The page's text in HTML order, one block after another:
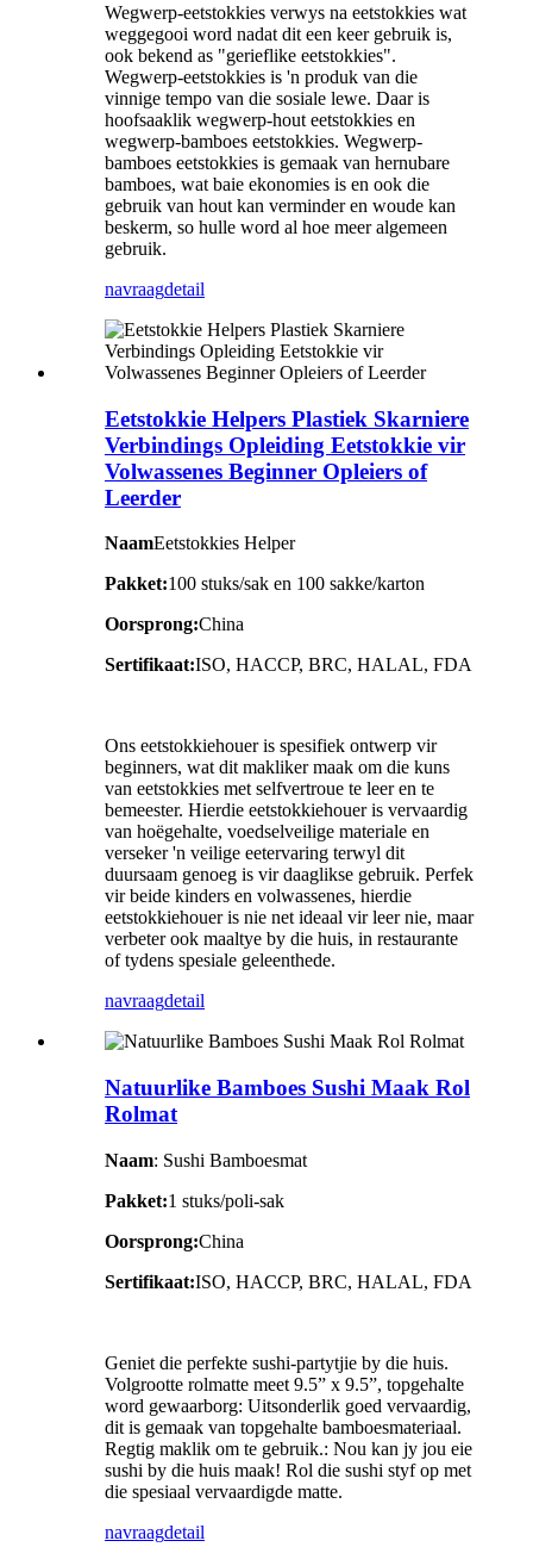
Wegwerp-eetstokkies verwys na eetstokkies wat
weggegooi word nadat dit een keer gebruik is,
ook bekend as "gerieflike eetstokkies".
Wegwerp-eetstokkies is 'n produk van die
vinnige tempo van die sosiale lewe. Daar is
hoofsaaklik wegwerp-hout eetstokkies en
wegwerp-bamboes eetstokkies. Wegwerp-
bamboes eetstokkies is gemaak van hernubare
bamboes, wat baie ekonomies is en ook die
gebruik van hout kan verminder en woude kan
beskerm, so hulle word al hoe meer algemeen
gebruik.
navraagdetail
Eetstokkie Helpers Plastiek Skarniere
Verbindings Opleiding Eetstokkie vir
Volwassenes Beginner Opleiers of
Leerder
NaamEetstokkies Helper
Pakket:100 stuks/sak en 100 sakke/karton
Oorsprong:China
Sertifikaat:ISO, HACCP, BRC, HALAL, FDA
Ons eetstokkiehouer is spesifiek ontwerp vir
beginners, wat dit makliker maak om die kuns
van eetstokkies met selfvertroue te leer en te
bemeester. Hierdie eetstokkiehouer is vervaardig
van hoëgehalte, voedselveilige materiale en
verseker 'n veilige eetervaring terwyl dit
duursaam genoeg is vir daaglikse gebruik. Perfek
vir beide kinders en volwassenes, hierdie
eetstokkiehouer is nie net ideaal vir leer nie, maar
verbeter ook maaltye by die huis, in restaurante
of tydens spesiale geleenthede.
navraagdetail
Natuurlike Bamboes Sushi Maak Rol
Rolmat
Naam: Sushi Bamboesmat
Pakket:1 stuks/poli-sak
Oorsprong:China
Sertifikaat:ISO, HACCP, BRC, HALAL, FDA
Geniet die perfekte sushi-partytjie by die huis.
Volgrootte rolmatte meet 9.5” x 9.5”, topgehalte
word gewaarborg: Uitsonderlik goed vervaardig,
dit is gemaak van topgehalte bamboesmateriaal.
Regtig maklik om te gebruik.: Nou kan jy jou eie
sushi by die huis maak! Rol die sushi styf op met
die spesiaal vervaardigde matte.
navraagdetail